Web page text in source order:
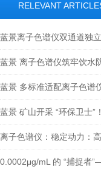
RELEVANT
蓝景离子色谱仪双通道独
状态可视化面板
蓝景 离子色谱仪筑牢饮水
蓝景 多标准适配离子色谱
管执法
蓝景 矿山开采 “环保卫士”
仪防治矿山水污染
离子色谱仪：稳定动力：
统的硬核技术
0.0002μg/mL 的 “捕捉者